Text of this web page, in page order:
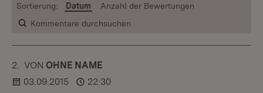
Kommentare durchsuchen
Sortierung: Datum Anzahl der Bewertungen
2. KOMMENTAR
VON :OHNE NAME
03.09.2015
22:30